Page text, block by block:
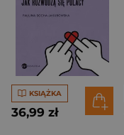
KSIĄŻKA
36,99 zł